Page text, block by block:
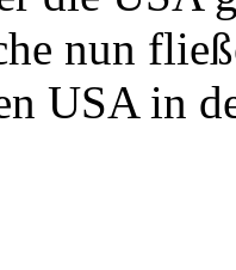
nun
USA in